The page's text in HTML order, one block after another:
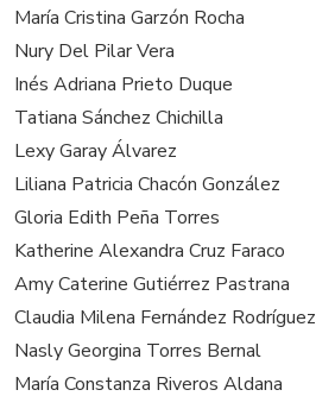
María Cristina Garzón Rocha
Nury Del Pilar Vera
Inés Adriana Prieto Duque
Tatiana Sánchez Chichilla
Lexy Garay Álvarez
Liliana Patricia Chacón González
Gloria Edith Peña Torres
Katherine Alexandra Cruz Faraco
Amy Caterine Gutiérrez Pastrana
Claudia Milena Fernández Rodríguez
Nasly Georgina Torres Bernal
María Constanza Riveros Aldana